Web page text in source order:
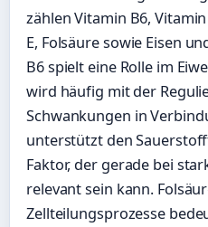
zählen Vitamin B6,
E, Folsäure sowie Eisen
B6 spielt eine Rolle im
wird häufig mit der
Schwankungen in
unterstützt den
Faktor, der gerade bei
relevant sein kann.
Zellteilungsprozesse